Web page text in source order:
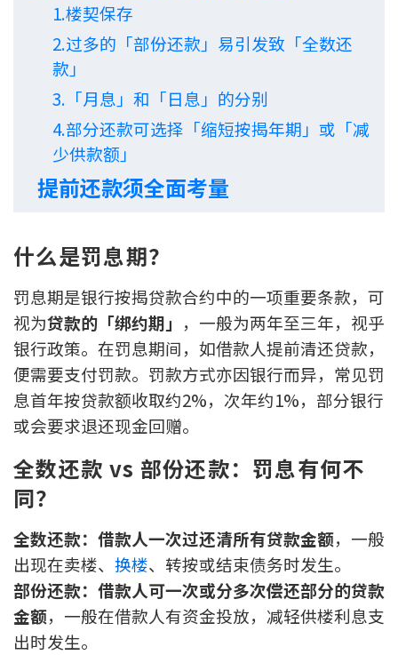
工商铺按揭计算
印花税计算
免费物业估价
新闻/研究
公司动态
按市新闻
统计数据库
按揭快趣智识
按揭智库
按揭百科
实时银行资讯
1.楼契保存
2.过多的「部份还款」易引发致「全数还
款」
3.「月息」和「日息」的分别
4.部分还款可选择「缩短按揭年期」或「减
少供款额」
提前还款须全面考量
什么是罚息期？
罚息期是银行按揭贷款合约中的一项重要条款，可
视为贷款的「绑约期」 ，一般为两年至三年，视乎
银行政策。在罚息期间，如借款人提前清还贷款，
便需要支付罚款。罚款方式亦因银行而异，常见罚
息首年按贷款额收取约2%，次年约1%，部分银行
或会要求退还现金回赠。
全数还款 vs 部份还款：罚息有何不
同？
全数还款：借款人一次过还清所有贷款金额，一般
出现在卖楼、 换楼、转按或结束债务时发生。
部份还款：借款人可一次或分多次偿还部分的贷款
金额，一般在借款人有资金投放，减轻供楼利息支
出时发生。